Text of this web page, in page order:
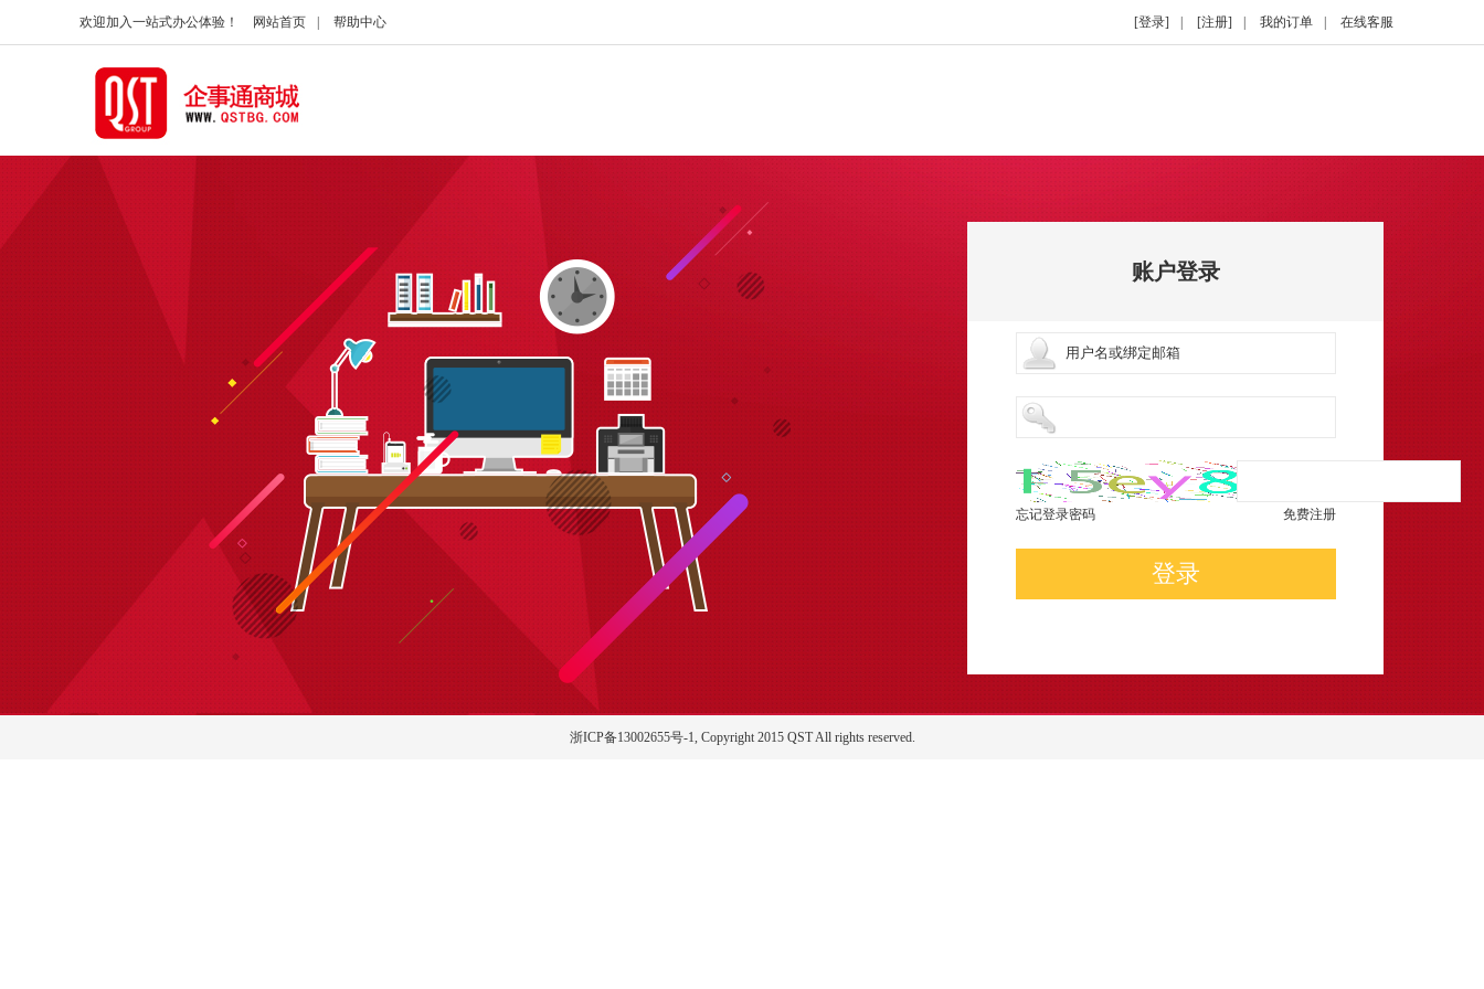
欢迎加入一站式办公体验！ 网站首页 帮助中心 [登录] [注册] 我的订单 在线客服
账户登录
忘记登录密码 免费注册
登录
浙ICP备13002655号-1, Copyright 2015 QST All rights reserved.